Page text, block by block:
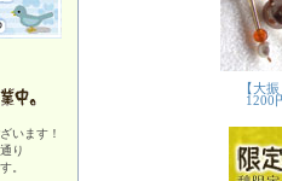
います！
り
。